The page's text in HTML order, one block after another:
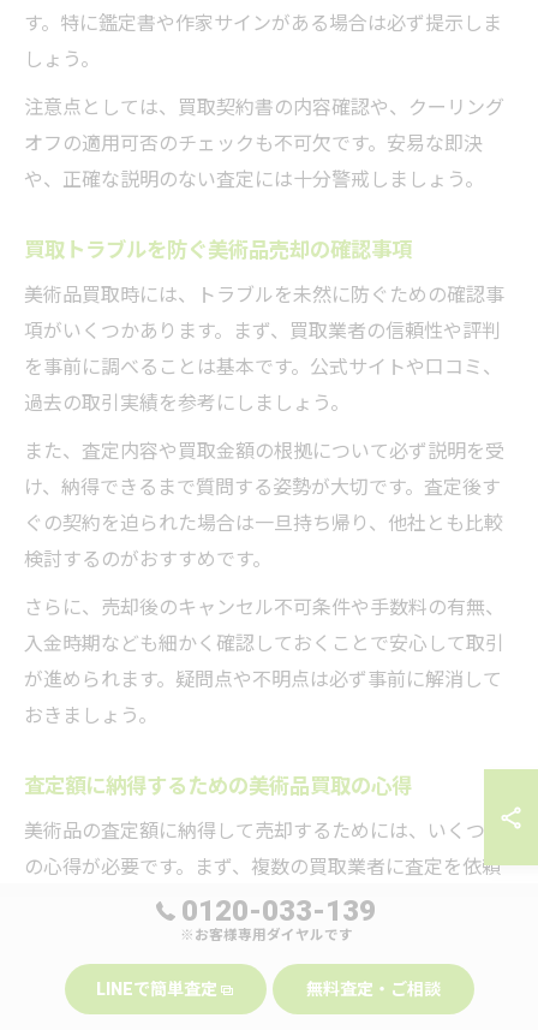
す。特に鑑定書や作家サインがある場合は必ず提示しま
しょう。
注意点としては、買取契約書の内容確認や、クーリング
オフの適用可否のチェックも不可欠です。安易な即決
や、正確な説明のない査定には十分警戒しましょう。
買取トラブルを防ぐ美術品売却の確認事項
美術品買取時には、トラブルを未然に防ぐための確認事
項がいくつかあります。まず、買取業者の信頼性や評判
を事前に調べることは基本です。公式サイトや口コミ、
過去の取引実績を参考にしましょう。
また、査定内容や買取金額の根拠について必ず説明を受
け、納得できるまで質問する姿勢が大切です。査定後す
ぐの契約を迫られた場合は一旦持ち帰り、他社とも比較
検討するのがおすすめです。
さらに、売却後のキャンセル不可条件や手数料の有無、
入金時期なども細かく確認しておくことで安心して取引
が進められます。疑問点や不明点は必ず事前に解消して
おきましょう。
査定額に納得するための美術品買取の心得
美術品の査定額に納得して売却するためには、いくつか
の心得が必要です。まず、複数の買取業者に査定を依頼
し、相場感を養うことが重要です。業者ごとに得意分野
や販売ルートが異なるため、提示額が大きく違う場合も
あります。
0120-033-139
※お客様専用ダイヤルです
LINEで簡単査定 無料査定・ご相談